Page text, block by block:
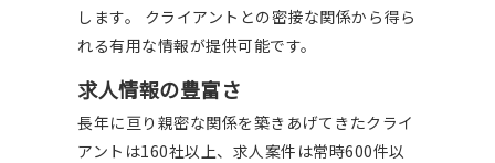
します。 クライアントとの密接な関係から得ら
れる有用な情報が提供可能です。
求人情報の豊富さ
長年に亘り親密な関係を築きあげてきたクライ
アントは160社以上、求人案件は常時600件以